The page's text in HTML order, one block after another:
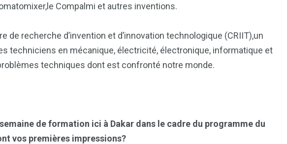
Compalmi et autres inventions.
de recherche d’invention et d’innovation technologique (CRIIT),un
techniciens en mécanique, électricité, électronique, informatique et
techniques dont est confronté notre monde.
de formation ici à Dakar dans le cadre du programme du
vos premières impressions?
Wedding
Weekend Break
Yomadic Zambie
Zimbabwe